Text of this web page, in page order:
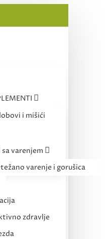
i mišići
varenjem
varenje i gorušica
zdravlje